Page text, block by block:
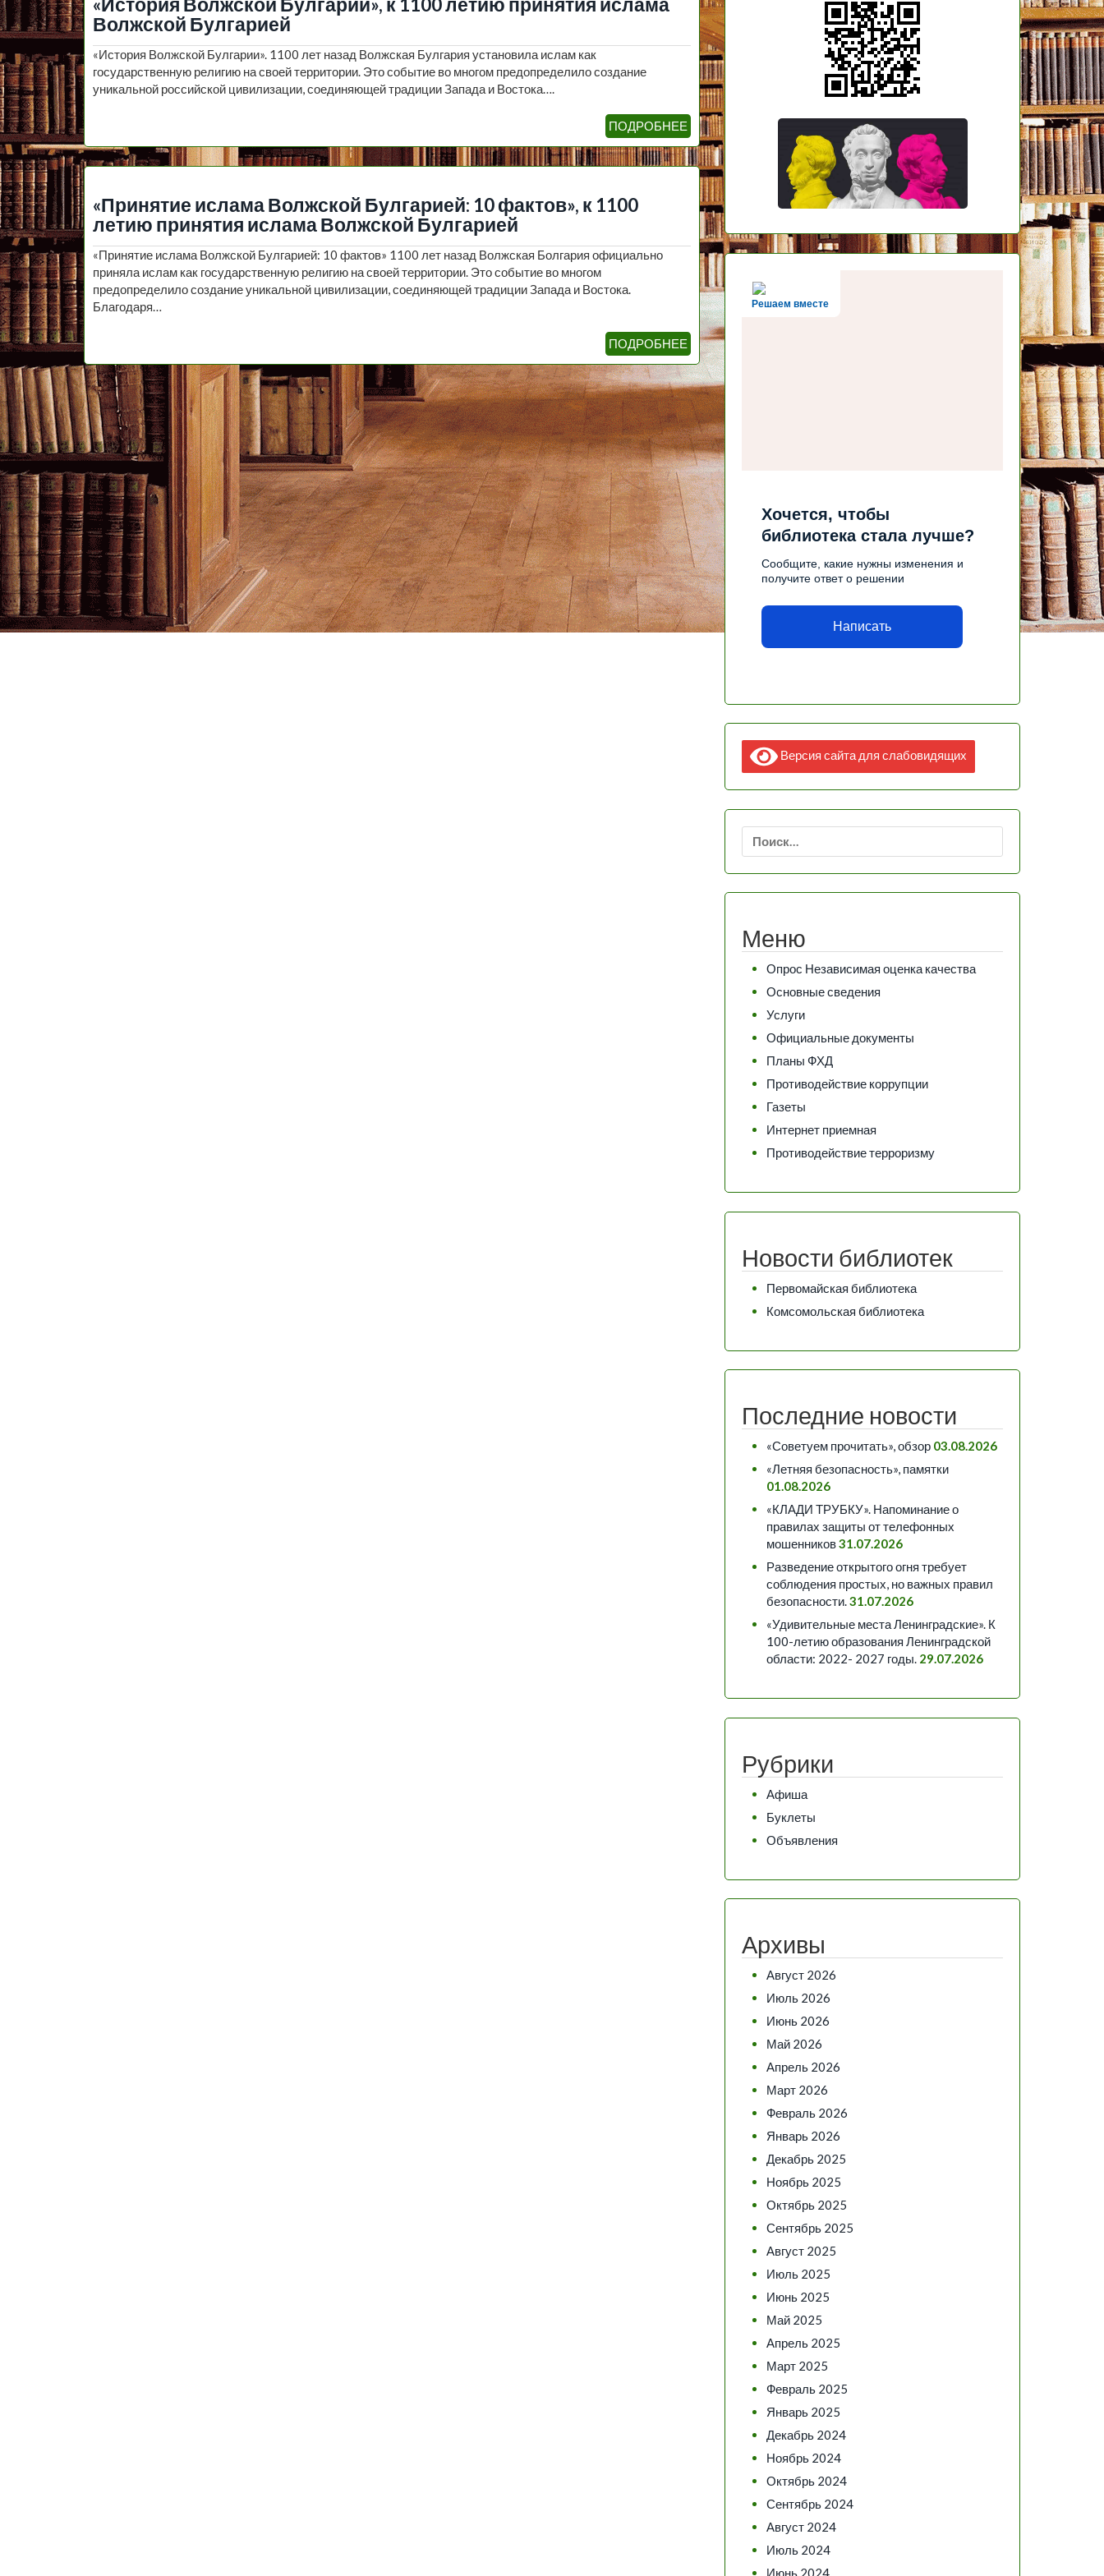
«История Волжской Булгарии», к 1100 летию принятия ислама
Волжской Булгарией
«История Волжской Булгарии». 1100 лет назад Волжская Булгария установила ислам как
государственную религию на своей территории. Это событие во многом предопределило создание
уникальной российской цивилизации, соединяющей традиции Запада и Востока….
ПОДРОБНЕЕ
«Принятие ислама Волжской Булгарией: 10 фактов», к 1100
летию принятия ислама Волжской Булгарией
«Принятие ислама Волжской Булгарией: 10 фактов» 1100 лет назад Волжская Болгария официально
приняла ислам как государственную религию на своей территории. Это событие во многом
предопределило создание уникальной цивилизации, соединяющей традиции Запада и Востока.
Благодаря…
ПОДРОБНЕЕ
Решаем вместе
Хочется, чтобы
библиотека стала лучше?
Сообщите, какие нужны изменения и
получите ответ о решении
Написать
Версия сайта для слабовидящих
Найти:
Меню
Опрос Независимая оценка качества
Основные сведения
Услуги
Официальные документы
Планы ФХД
Противодействие коррупции
Газеты
Интернет приемная
Противодействие терроризму
Новости библиотек
Первомайская библиотека
Комсомольская библиотека
Последние новости
«Советуем прочитать», обзор 03.08.2026
«Летняя безопасность», памятки
01.08.2026
«КЛАДИ ТРУБКУ». Напоминание о
правилах защиты от телефонных
мошенников31.07.2026
Разведение открытого огня требует
соблюдения простых, но важных правил
безопасности.31.07.2026
«Удивительные места Ленинградские». К
100-летию образования Ленинградской
области: 2022- 2027 годы. 29.07.2026
Рубрики
Афиша
Буклеты
Объявления
Архивы
Август 2026
Июль 2026
Июнь 2026
Май 2026
Апрель 2026
Март 2026
Февраль 2026
Январь 2026
Декабрь 2025
Ноябрь 2025
Октябрь 2025
Сентябрь 2025
Август 2025
Июль 2025
Июнь 2025
Май 2025
Апрель 2025
Март 2025
Февраль 2025
Январь 2025
Декабрь 2024
Ноябрь 2024
Октябрь 2024
Сентябрь 2024
Август 2024
Июль 2024
Июнь 2024